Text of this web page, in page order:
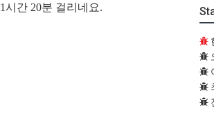
시간 20분 걸리네요.